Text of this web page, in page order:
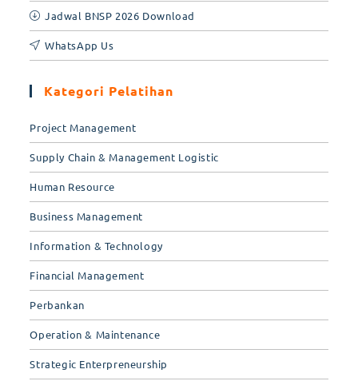
Jadwal BNSP 2026 Download
WhatsApp Us
Kategori Pelatihan
Project Management
Supply Chain & Management Logistic
Human Resource
Business Management
Information & Technology
Financial Management
Perbankan
Operation & Maintenance
Strategic Enterpreneurship